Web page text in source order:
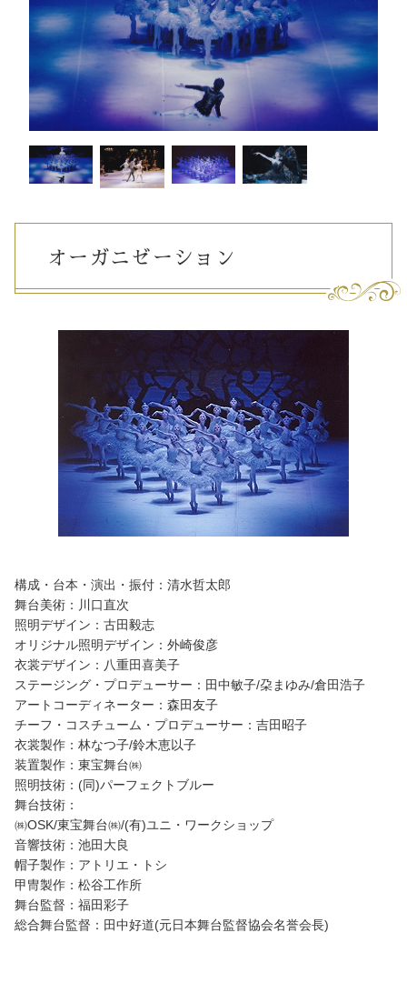
オーガニゼーション
構成・台本・演出・振付 ： 清水哲太郎
舞台美術 ：川口直次
照明デザイン：古田毅志
オリジナル照明デザイン：外崎俊彦
衣裳デザイン：八重田喜美子
ステージング・プロデューサー：田中敏子/朶まゆみ/倉田浩子
アートコーディネーター：森田友子
チーフ・コスチューム・プロデューサー：吉田昭子
衣裳製作 ： 林なつ子/鈴木恵以子
装置製作：東宝舞台㈱
照明技術：(同)パーフェクトブルー
舞台技術：
㈱OSK/東宝舞台㈱/(有)ユニ・ワークショップ
音響技術：池田大良
帽子製作：アトリエ・トシ
甲冑製作：松谷工作所
舞台監督：福田彩子
総合舞台監督：田中好道(元日本舞台監督協会名誉会長)